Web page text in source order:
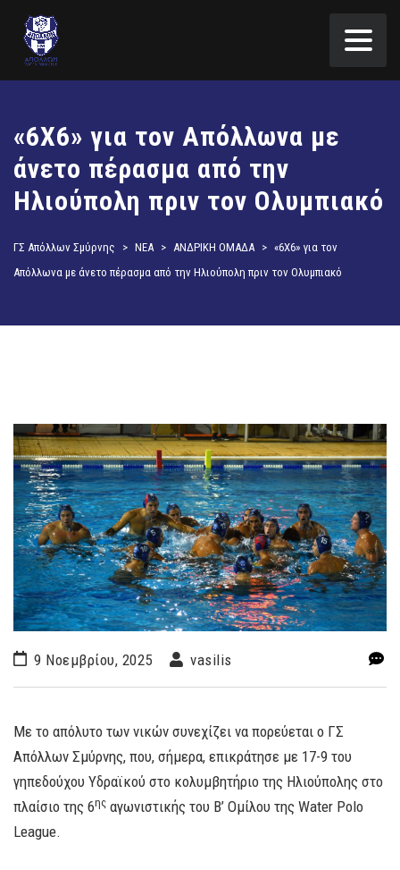
«6Χ6» για τον Απόλλωνα με
άνετο πέρασμα από την
Ηλιούπολη πριν τον Ολυμπιακό
ΓΣ Απόλλων Σμύρνης > ΝΕΑ > ΑΝΔΡΙΚΗ ΟΜΑΔΑ > «6Χ6» για τον
Απόλλωνα με άνετο πέρασμα από την Ηλιούπολη πριν τον Ολυμπιακό
9 Νοεμβρίου, 2025 vasilis
Με το απόλυτο των νικών συνεχίζει να πορεύεται ο ΓΣ
Απόλλων Σμύρνης, που, σήμερα, επικράτησε με 17-9 του
γηπεδούχου Υδραϊκού στο κολυμβητήριο της Ηλιούπολης στο
πλαίσιο της 6ης αγωνιστικής του Β’ Ομίλου της Water Polo
League.